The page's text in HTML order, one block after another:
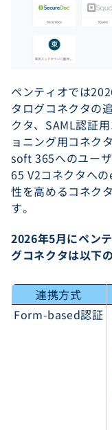
ペンティオでは
タログコネクタの
クタ、SAML認証
ョニング用コネク
soft 365へのユー
65 V2コネクタへ
性を高めるコネク
す。
2026年5月にペン
グコネクタは以下
連携方式
Form-based認証